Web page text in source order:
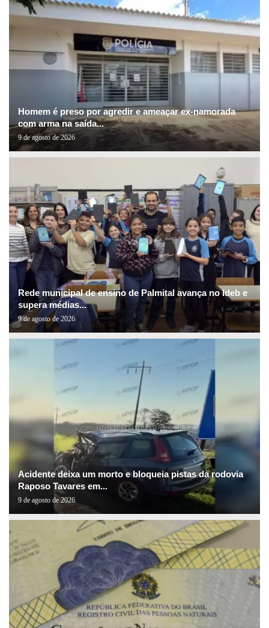
Homem é preso por agredir e ameaçar ex-namorada
com arma na saída...
9 de agosto de 2026
Rede municipal de ensino de Palmital avança no Ideb e
supera médias...
9 de agosto de 2026
Acidente deixa um morto e bloqueia pistas da rodovia
Raposo Tavares em...
9 de agosto de 2026